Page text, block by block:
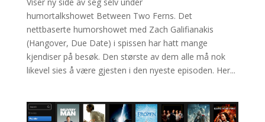
Viser ny side av seg selv under
humortalkshowet Between Two Ferns. Det
nettbaserte humorshowet med Zach Galifianakis
(Hangover, Due Date) i spissen har hatt mange
kjendiser på besøk. Den største av dem alle må nok
likevel sies å være gjesten i den nyeste episoden. Her...